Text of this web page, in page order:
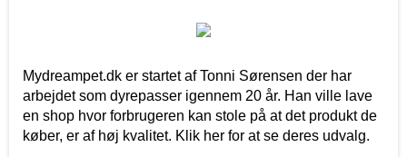
Mydreampet.dk er startet af Tonni Sørensen der har
arbejdet som dyrepasser igennem 20 år. Han ville lave
en shop hvor forbrugeren kan stole på at det produkt de
køber, er af høj kvalitet. Klik her for at se deres udvalg.